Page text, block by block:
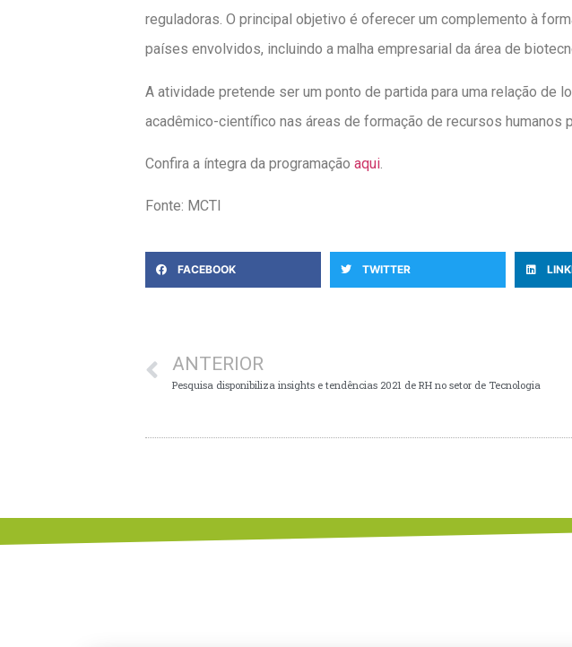
reguladoras. O principal objetivo é oferecer um complemento à
países envolvidos, incluindo a malha empresarial da área de
A atividade pretende ser um ponto de partida para uma relação de
acadêmico-científico nas áreas de formação de recursos humanos
Confira a íntegra da programação aqui.
Fonte: MCTI
FACEBOOK TWITTER
ANTERIOR
Pesquisa disponibiliza insights e tendências 2021 de RH no setor de Tecnologia